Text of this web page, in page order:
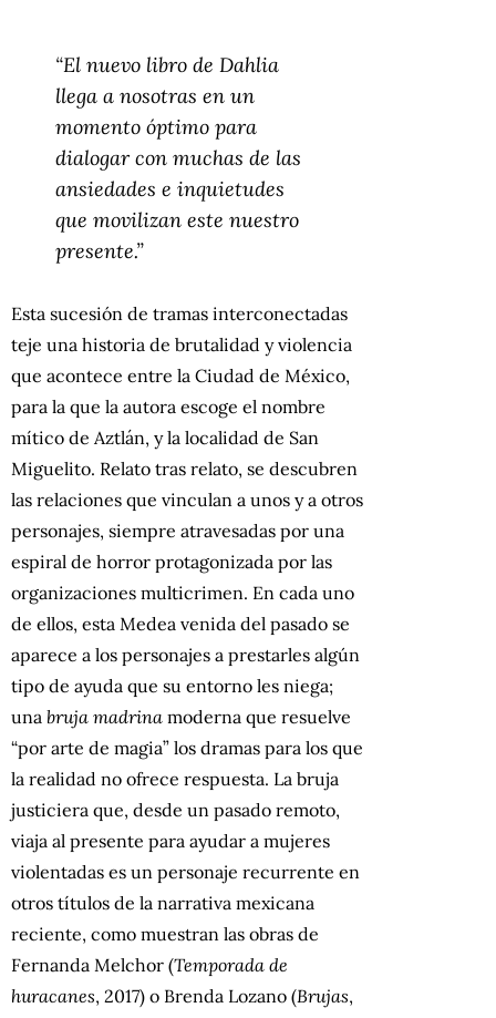
“El nuevo libro de Dahlia
llega a nosotras en un
momento óptimo para
dialogar con muchas de las
ansiedades e inquietudes
que movilizan este nuestro
presente.”
Esta sucesión de tramas interconectadas
teje una historia de brutalidad y violencia
que acontece entre la Ciudad de México,
para la que la autora escoge el nombre
mítico de Aztlán, y la localidad de San
Miguelito. Relato tras relato, se descubren
las relaciones que vinculan a unos y a otros
personajes, siempre atravesadas por una
espiral de horror protagonizada por las
organizaciones multicrimen. En cada uno
de ellos, esta Medea venida del pasado se
aparece a los personajes a prestarles algún
tipo de ayuda que su entorno les niega;
una bruja madrina moderna que resuelve
“por arte de magia” los dramas para los que
la realidad no ofrece respuesta. La bruja
justiciera que, desde un pasado remoto,
viaja al presente para ayudar a mujeres
violentadas es un personaje recurrente en
otros títulos de la narrativa mexicana
reciente, como muestran las obras de
Fernanda Melchor (Temporada de
huracanes, 2017) o Brenda Lozano (Brujas,